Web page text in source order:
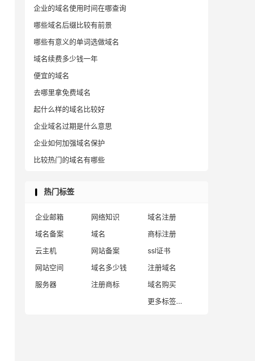
企业的域名使用时间在哪查询
哪些域名后缀比较有前景
哪些有意义的单词选做域名
域名续费多少钱一年
便宜的域名
去哪里拿免费域名
起什么样的域名比较好
企业域名过期是什么意思
企业如何加强域名保护
比较热门的域名有哪些
热门标签
企业邮箱 网络知识
域名注册
域名备案
域名
商标注册
云主机
网站备案
ssl证书
网站空间
域名多少钱
注册域名
服务器
注册商标
域名购买
更多标签...